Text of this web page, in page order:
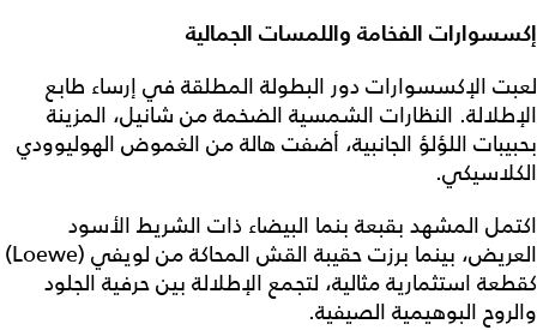
إكسسوارات الفخامة واللمسات الجمالية
لعبت الإكسسوارات دور البطولة المطلقة في إرساء طابع
الإطلالة. النظارات الشمسية الضخمة من شانيل، المزينة
بحبيبات اللؤلؤ الجانبية، أضفت هالة من الغموض الهوليوودي
الكلاسيكي.
اكتمل المشهد بقبعة بنما البيضاء ذات الشريط الأسود
العريض، بينما برزت حقيبة القش المحاكة من لويفي (Loewe)
كقطعة استثمارية مثالية، لتجمع الإطلالة بين حرفية الجلود
والروح البوهيمية الصيفية.